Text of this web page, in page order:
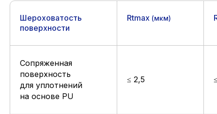
Шероховатость
поверхности
Rtmax (мкм)
Сопряженная
поверхность
для уплотнений
на основе PU
≤ 2,5